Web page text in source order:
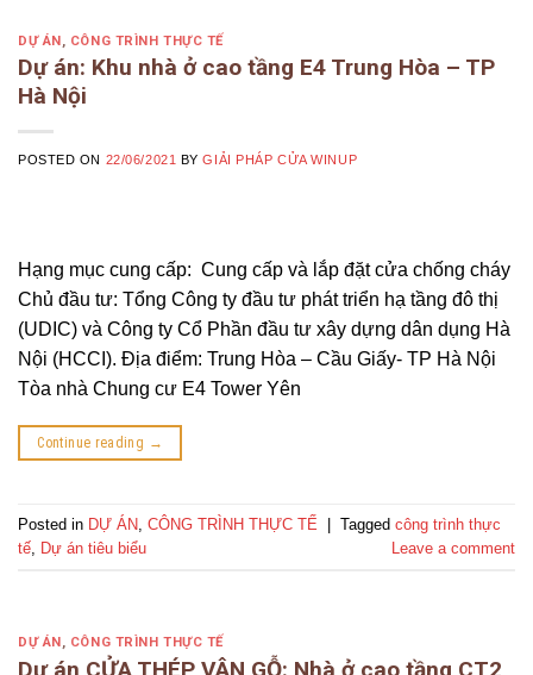
DỰ ÁN, CÔNG TRÌNH THỰC TẾ
Dự án: Khu nhà ở cao tầng E4 Trung Hòa – TP
Hà Nội
POSTED ON 22/06/2021 BYGIẢI PHÁP CỬA WINUP
Hạng mục cung cấp: Cung cấp và lắp đặt cửa chống cháy
Chủ đầu tư: Tổng Công ty đầu tư phát triển hạ tầng đô thị
(UDIC) và Công ty Cổ Phần đầu tư xây dựng dân dụng Hà
Nội (HCCI). Địa điểm: Trung Hòa – Cầu Giấy- TP Hà Nội
Tòa nhà Chung cư E4 Tower Yên
Continue reading →
Posted in DỰ ÁN CÔNG TRÌNH THỰC TẾ Tagged công trình thực
tế
Dự án tiêu biểu Leave a comment
DỰ ÁN , CÔNG TRÌNH THỰC TẾ